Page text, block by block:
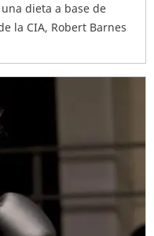
dieta a base de
la CIA, Robert Barnes